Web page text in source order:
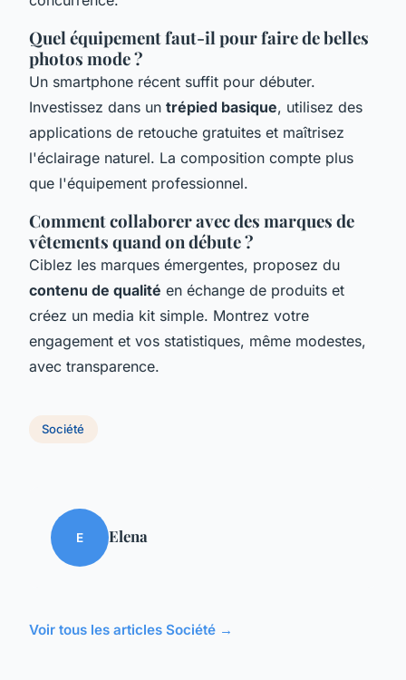
Quel équipement faut-il pour faire de belles
photos mode ?
Un smartphone récent suffit pour débuter.
Investissez dans un trépied basique, utilisez des
applications de retouche gratuites et maîtrisez
l'éclairage naturel. La composition compte plus
que l'équipement professionnel.
Comment collaborer avec des marques de
vêtements quand on débute ?
Ciblez les marques émergentes, proposez du
contenu de qualité en échange de produits et
créez un media kit simple. Montrez votre
engagement et vos statistiques, même modestes,
avec transparence.
Société
E Elena
Voir tous les articles Société →